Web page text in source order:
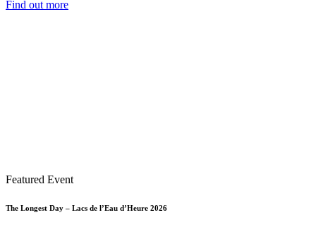
Find out more
Featured Event
The Longest Day – Lacs de l’Eau d’Heure 2026